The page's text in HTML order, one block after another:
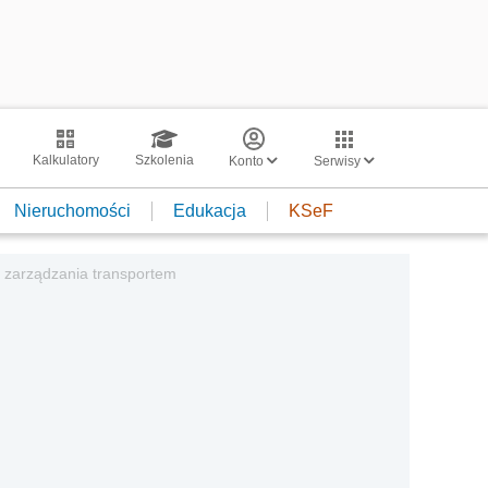
Kalkulatory Szkolenia Konto Serwisy
Nieruchomości Edukacja KSeF
transportem